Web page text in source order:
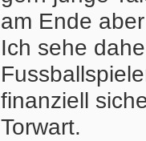
am Ende
Ich sehe
finanziell
Torwart.